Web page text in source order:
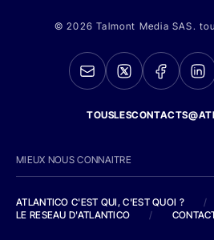
© 2026 Talmont Media SAS.
MIEUX NOUS CONNAITRE
ATLANTICO C'EST QUI, C'EST QUOI ?
/
LE RESEAU D'ATLANTICO
/